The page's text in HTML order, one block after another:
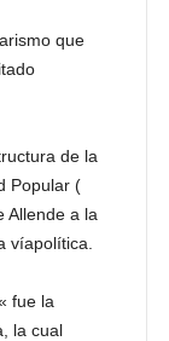
que
de la
Popular (
Allende a la
víapolítica.
fue la
la cual